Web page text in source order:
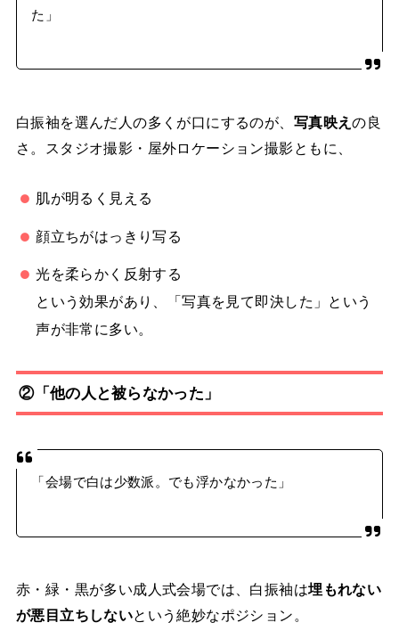
た」
白振袖を選んだ人の多くが口にするのが、 写真映えの良
さ。スタジオ撮影・屋外ロケーション撮影ともに、
肌が明るく見える
顔立ちがはっきり写る
光を柔らかく反射する
という効果があり、「写真を見て即決した」という
声が非常に多い。
②「他の人と被らなかった」
「会場で白は少数派。でも浮かなかった」
赤・緑・黒が多い成人式会場では、白振袖は埋もれない
が悪目立ちしないという絶妙なポジション。